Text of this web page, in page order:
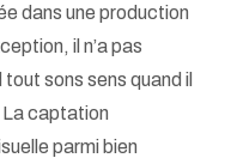
dans une production
il n’a pas
tout sons sens quand il
La captation
parmi bien